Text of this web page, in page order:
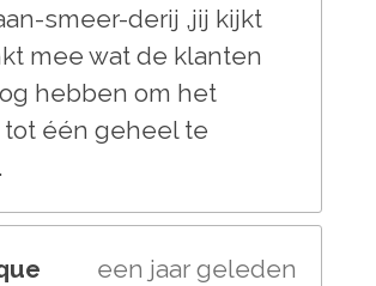
smeer-derij ,jij kijkt
mee wat de klanten
hebben om het
tot één geheel te
een jaar geleden